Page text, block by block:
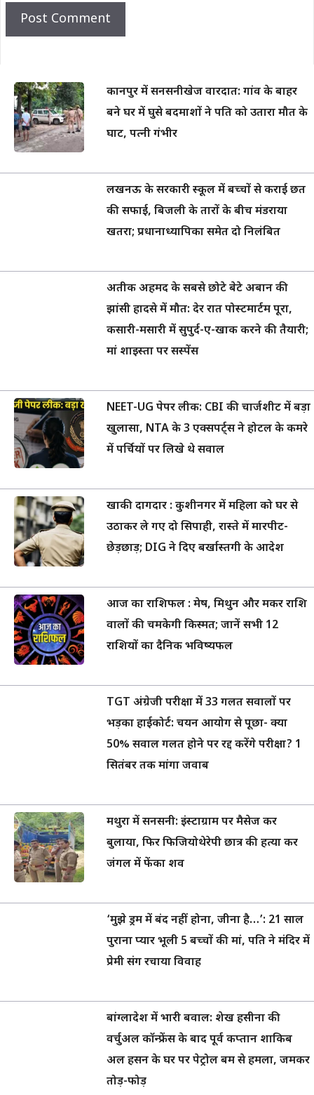
कानपुर में सनसनीखेज वारदात: गांव के बाहर
बने घर में घुसे बदमाशों ने पति को उतारा मौत के
घाट, पत्नी गंभीर
लखनऊ के सरकारी स्कूल में बच्चों से कराई छत
की सफाई, बिजली के तारों के बीच मंडराया
खतरा; प्रधानाध्यापिका समेत दो निलंबित
अतीक अहमद के सबसे छोटे बेटे अबान की
झांसी हादसे में मौत: देर रात पोस्टमार्टम पूरा,
कसारी-मसारी में सुपुर्द-ए-खाक करने की तैयारी;
मां शाइस्ता पर सस्पेंस
NEET-UG पेपर लीक: CBI की चार्जशीट में बड़ा
खुलासा, NTA के 3 एक्सपर्ट्स ने होटल के कमरे
में पर्चियों पर लिखे थे सवाल
खाकी दागदार : कुशीनगर में महिला को घर से
उठाकर ले गए दो सिपाही, रास्ते में मारपीट-
छेड़छाड़; DIG ने दिए बर्खास्तगी के आदेश
आज का राशिफल : मेष, मिथुन और मकर राशि
वालों की चमकेगी किस्मत; जानें सभी 12
राशियों का दैनिक भविष्यफल
TGT अंग्रेजी परीक्षा में 33 गलत सवालों पर
भड़का हाईकोर्ट: चयन आयोग से पूछा- क्या
50% सवाल गलत होने पर रद्द करेंगे परीक्षा? 1
सितंबर तक मांगा जवाब
मथुरा में सनसनी: इंस्टाग्राम पर मैसेज कर
बुलाया, फिर फिजियोथेरेपी छात्र की हत्या कर
जंगल में फेंका शव
‘मुझे ड्रम में बंद नहीं होना, जीना है…’: 21 साल
पुराना प्यार भूली 5 बच्चों की मां, पति ने मंदिर में
प्रेमी संग रचाया विवाह
बांग्लादेश में भारी बवाल: शेख हसीना की
वर्चुअल कॉन्फ्रेंस के बाद पूर्व कप्तान शाकिब
अल हसन के घर पर पेट्रोल बम से हमला, जमकर
तोड़-फोड़